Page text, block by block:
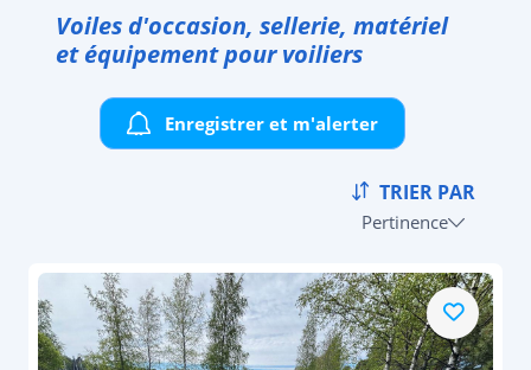
Voiles d'occasion, sellerie, matériel
et équipement pour voiliers
Enregistrer et m'alerter
TRIER PAR
Pertinence